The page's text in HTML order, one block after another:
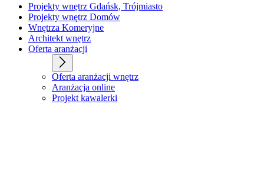
Projekty wnętrz Gdańsk, Trójmiasto
Projekty wnętrz Domów
Wnętrza Komeryjne
Architekt wnętrz
Oferta aranżacji
Oferta aranżacji wnętrz
Aranżacja online
Projekt kawalerki